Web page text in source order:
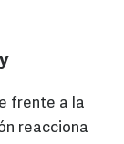
frente a la
reacciona